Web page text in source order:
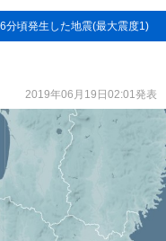
分頃発生した地震(最大震度1)
2019年06月19日02:01発表